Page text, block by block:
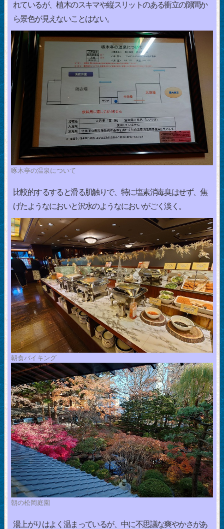
れているが、植木のスキマや縦スリットのある衝立の隙間か
ら景色が見えないことはない。
啄木亭の温泉について
比較的するすると滑る肌触りで、特に塩素消毒臭はせず、焦
げたようなにおいと沢水のようなにおいがごく淡く。
朝食バイキング
朝の松岡庭園
湯上がりはよく温まっているが、中に不思議な爽やかさがあ